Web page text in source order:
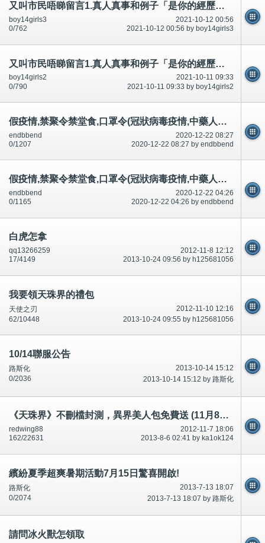
又叫市民唔睇留言1.真人真事和例子「是你的經歷！一模一樣嗎？經常有,俾意見」-公開
2021-10-12 00:56
boy14girls3
2021-10-12 00:56 by boy14girls3
0/762
又叫市民唔睇留言1.真人真事和例子「是你的經歷！一模一樣嗎？經常有,俾意見」-公開
2021-10-11 09:33
boy14girls2
2021-10-11 09:33 by boy14girls2
0/790
假疫情,禁聚令禁堂食,口罩令(冠狀病毒疫情,中藥人參當歸延年益壽百毒不侵,呃錢?假疫情,其他事？）
2020-12-22 08:27
endbbend
2020-12-22 08:27 by endbbend
0/1207
假疫情,禁聚令禁堂食,口罩令(冠狀病毒疫情,中藥人參當歸延年益壽百毒不侵,呃錢?假疫情,其他事？）
2020-12-22 04:26
endbbend
2020-12-22 04:26 by endbbend
0/1165
白虎怎拿
2012-11-8 12:12
qq13266259
2013-10-24 09:56 by h125681056
17/4149
我要領天珠界的禮包
2012-11-10 12:16
天使之刃
2013-10-24 09:55 by h125681056
62/10448
10/14聯服公告
2013-10-14 15:12
路斯化
2013-10-14 15:12 by 路斯化
0/2036
《天珠界》不刪檔封測，異界美人包免費送 (11月8日早上11:00開始派發)
2012-11-7 18:06
redwing88
2013-8-6 02:41 by ka1ok124
162/22631
繽紛夏季超爽暑期活動7月15日驚喜開啟!
2013-7-13 18:07
路斯化
2013-7-13 18:07 by 路斯化
0/2074
請問冰火獸怎領取